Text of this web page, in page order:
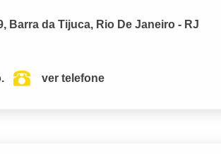
Barra da Tijuca, Rio De Janeiro - RJ
ver telefone